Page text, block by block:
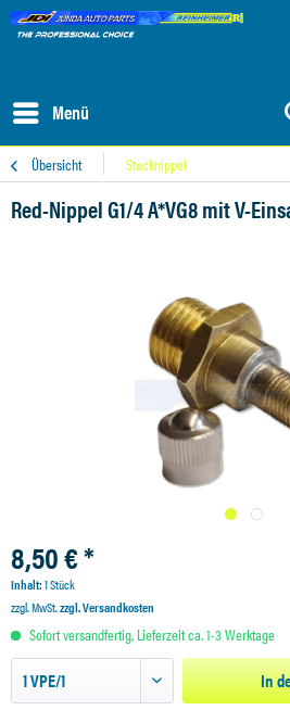
Menü
Übersicht Stecknippel
Red-Nippel G1/4 A*VG8 mit V-
8,50 € *
Inhalt:1 Stück
zzgl. MwSt.zzgl. Versandkosten
Sofort versandfertig, Lieferzeit ca. 1-3 Werktage
In